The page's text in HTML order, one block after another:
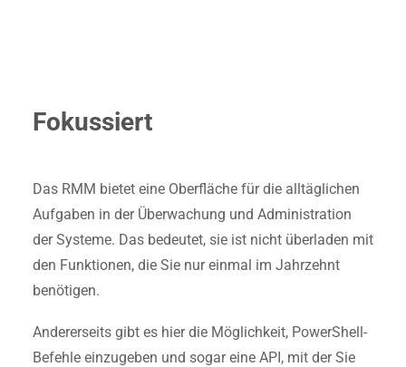
Fokussiert
Das RMM bietet eine Oberfläche für die alltäglichen
Aufgaben in der Überwachung und Administration
der Systeme. Das bedeutet, sie ist nicht überladen mit
den Funktionen, die Sie nur einmal im Jahrzehnt
benötigen.
Andererseits gibt es hier die Möglichkeit, PowerShell-
Befehle einzugeben und sogar eine API, mit der Sie